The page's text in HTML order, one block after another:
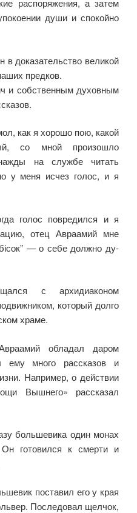
распоряже­ния, а затем
души и спокойно
в доказательство великой
предков.
и собственным духовным
как я хорошо пою, какой
со мной произошло
на службе читать
у меня исчез голос, и я
голос повредился и я
отец Авраамий мне
— о себе должно ду­
с архидиаконом
который долго
храме.
обладал даром
ему много рассказов и
Например, о действии
Вышнего» рассказал
большевика один монах
готовился к смерти и
поставил его у края
Последовал щелчок,